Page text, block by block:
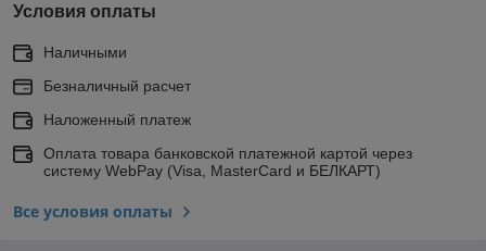
Условия оплаты
Наличными
Безналичный расчет
Наложенный платеж
Оплата товара банковской платежной картой через
систему WebPay (Visa, MasterCard и БЕЛКАРТ)
Все условия оплаты